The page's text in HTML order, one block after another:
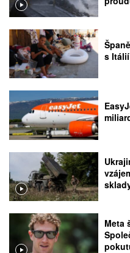
s
Meta